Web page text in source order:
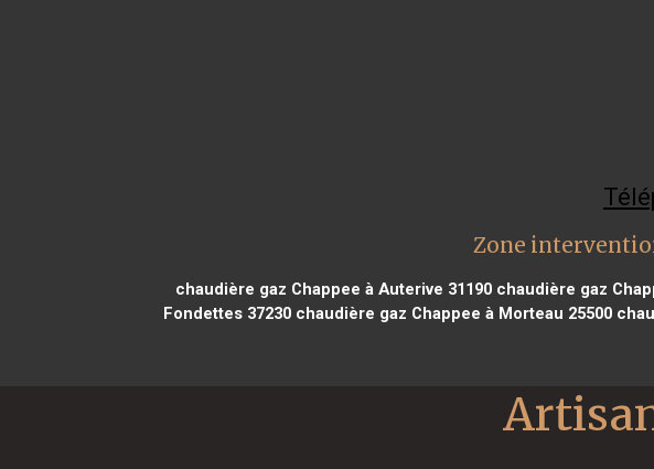
Zone
chaudière gaz Chappee à Auterive 31190 chaudière gaz
Fondettes 37230 chaudière gaz Chappee à Morteau 25500